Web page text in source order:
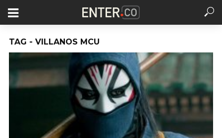
TAG - VILLANOS MCU